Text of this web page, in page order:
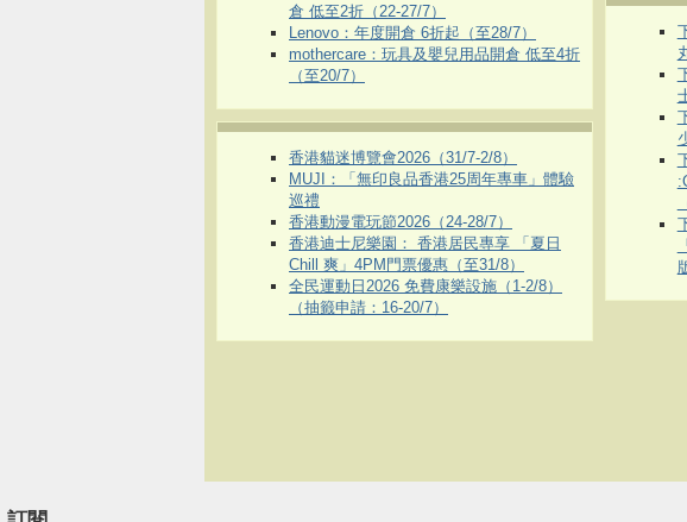
倉 低至2折（22-27/7）
Lenovo：年度開倉 6折起（至28/7）
mothercare：玩具及嬰兒用品開倉 低至4折
（至20/7）
香港貓迷博覽會2026（31/7-2/8）
MUJI：「無印良品香港25周年專車」體驗
巡禮
香港動漫電玩節2026（24-28/7）
香港迪士尼樂園： 香港居民專享 「夏日
Chill 爽」4PM門票優惠（至31/8）
全民運動日2026 免費康樂設施（1-2/8）
（抽籤申請：16-20/7）